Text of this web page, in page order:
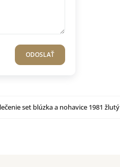
ODOSLAŤ
set blúzka a nohavice 1981 žlutý